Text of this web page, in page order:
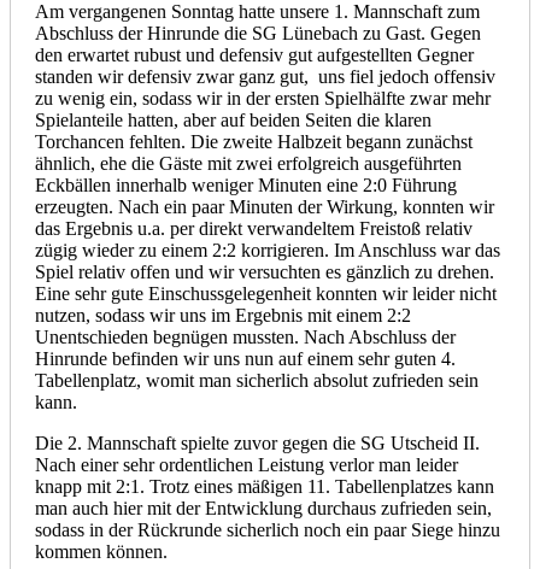
Am vergangenen Sonntag hatte unsere 1. Mannschaft zum
Abschluss der Hinrunde die SG Lünebach zu Gast. Gegen
den erwartet rubust und defensiv gut aufgestellten Gegner
standen wir defensiv zwar ganz gut, uns fiel jedoch offensiv
zu wenig ein, sodass wir in der ersten Spielhälfte zwar mehr
Spielanteile hatten, aber auf beiden Seiten die klaren
Torchancen fehlten. Die zweite Halbzeit begann zunächst
ähnlich, ehe die Gäste mit zwei erfolgreich ausgeführten
Eckbällen innerhalb weniger Minuten eine 2:0 Führung
erzeugten. Nach ein paar Minuten der Wirkung, konnten wir
das Ergebnis u.a. per direkt verwandeltem Freistoß relativ
zügig wieder zu einem 2:2 korrigieren. Im Anschluss war das
Spiel relativ offen und wir versuchten es gänzlich zu drehen.
Eine sehr gute Einschussgelegenheit konnten wir leider nicht
nutzen, sodass wir uns im Ergebnis mit einem 2:2
Unentschieden begnügen mussten. Nach Abschluss der
Hinrunde befinden wir uns nun auf einem sehr guten 4.
Tabellenplatz, womit man sicherlich absolut zufrieden sein
kann.
Die 2. Mannschaft spielte zuvor gegen die SG Utscheid II.
Nach einer sehr ordentlichen Leistung verlor man leider
knapp mit 2:1. Trotz eines mäßigen 11. Tabellenplatzes kann
man auch hier mit der Entwicklung durchaus zufrieden sein,
sodass in der Rückrunde sicherlich noch ein paar Siege hinzu
kommen können.